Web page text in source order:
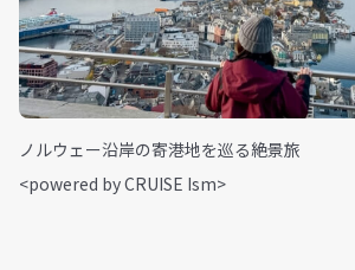
ノルウェー沿岸の寄港地を巡る絶景旅
<powered by CRUISE Ism>